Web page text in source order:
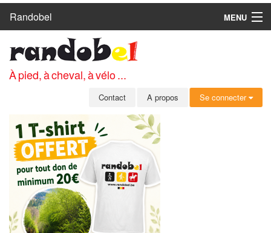
Randobel
MENU
CIRCUITS
CLUBS
MEMBRES
SE CONNECTER
INSCRIPTION GRATUITE
MOT DE PASSE OUBLIÉ
À pied, à cheval, à vélo ...
Contact A propos Se connecter